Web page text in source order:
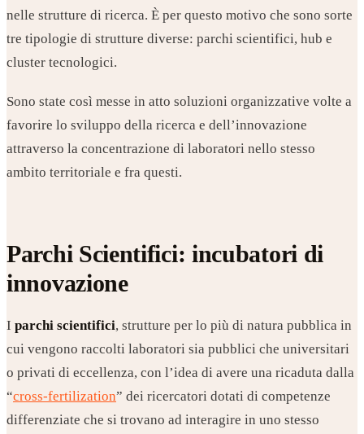
nelle strutture di ricerca. È per questo motivo che sono sorte
tre tipologie di strutture diverse: parchi scientifici, hub e
cluster tecnologici.
Sono state così messe in atto soluzioni organizzative volte a
favorire lo sviluppo della ricerca e dell’innovazione
attraverso la concentrazione di laboratori nello stesso
ambito territoriale e fra questi.
Parchi Scientifici: incubatori di
innovazione
I parchi scientifici, strutture per lo più di natura pubblica in
cui vengono raccolti laboratori sia pubblici che universitari
o privati di eccellenza, con l’idea di avere una ricaduta dalla
“cross-fertilization” dei ricercatori dotati di competenze
differenziate che si trovano ad interagire in uno stesso